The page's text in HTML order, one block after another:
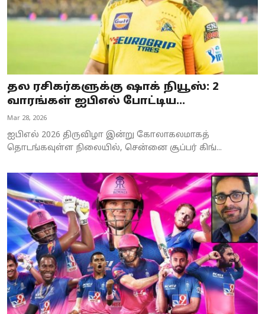
தல ரசிகர்களுக்கு ஷாக் நியூஸ்: 2
வாரங்கள் ஐபிஎல் போட்டிய...
Mar 28, 2026
ஐபிஎல் 2026 திருவிழா இன்று கோலாகலமாகத்
தொடங்கவுள்ள நிலையில், சென்னை சூப்பர் கிங்...